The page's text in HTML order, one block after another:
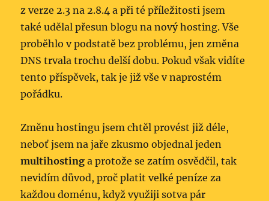
z verze 2.3 na 2.8.4 a při té příležitosti jsem
také udělal přesun blogu na nový hosting. Vše
proběhlo v podstatě bez problému, jen změna
DNS trvala trochu delší dobu. Pokud však vidíte
tento příspěvek, tak je již vše v naprostém
pořádku.
Změnu hostingu jsem chtěl provést již déle,
neboť jsem na jaře zkusmo objednal jeden
multihosting a protože se zatím osvědčil, tak
nevidím důvod, proč platit velké peníze za
každou doménu, když využiji sotva pár